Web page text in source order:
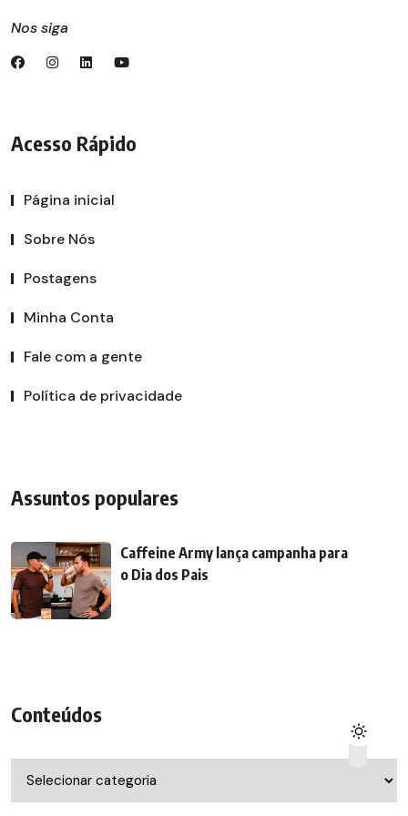
Nos siga
Acesso Rápido
Página inicial
Sobre Nós
Postagens
Minha Conta
Fale com a gente
Política de privacidade
Assuntos populares
Caffeine Army lança campanha para
o Dia dos Pais
Conteúdos